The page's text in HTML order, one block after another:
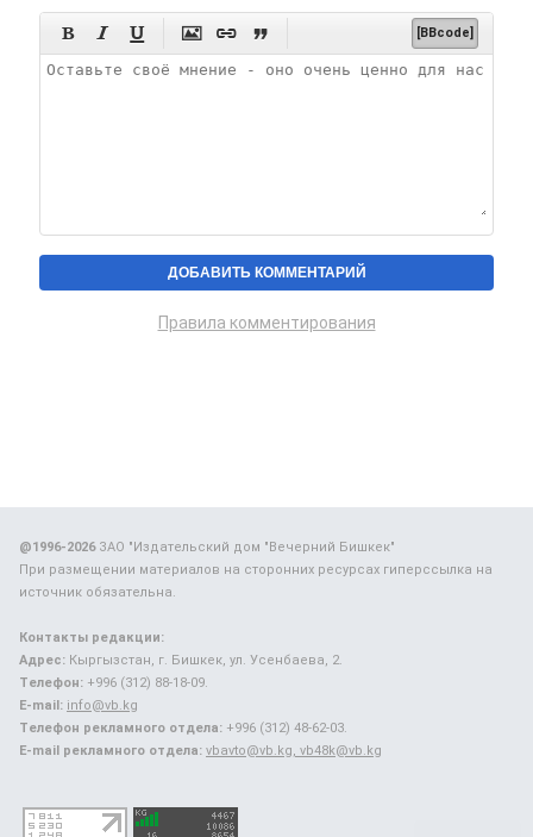
      [BBcode]
Правила комментирования
@1996-2026ЗАО "Издательский дом "Вечерний Бишкек"
При размещении материалов на сторонних ресурсах гиперссылка на
источник обязательна.
Контакты редакции:
Адрес: Кыргызстан, г. Бишкек, ул. Усенбаева, 2.
Телефон: +996 (312) 88-18-09.
E-mail: info@vb.kg
Телефон рекламного отдела: +996 (312) 48-62-03.
E-mail рекламного отдела: vbavto@vb.kg, vb48k@vb.kg